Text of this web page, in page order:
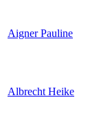
Aigner Pauline
Albrecht Heike